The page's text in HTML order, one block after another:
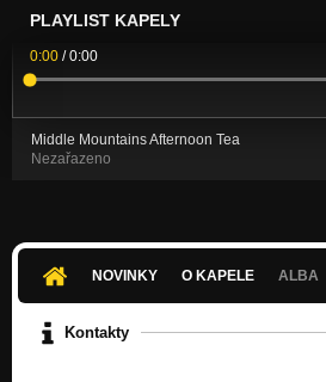
PLAYLIST KAPELY
0:00 /0:00
Middle Mountains Afternoon Tea
Nezařazeno
NOVINKY O KAPELE ALBA
Kontakty